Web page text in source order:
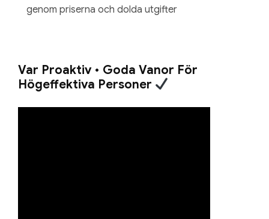
genom priserna och dolda utgifter
Var Proaktiv • Goda Vanor För
Högeffektiva Personer